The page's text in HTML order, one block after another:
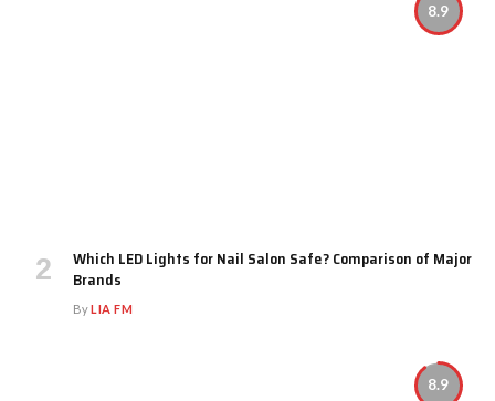
8.9
Which LED Lights for Nail Salon Safe? Comparison of Major
Brands
ByLIA FM
8.9